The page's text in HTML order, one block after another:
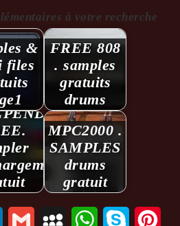
à votre recherche
&
files
FREE 808
. samples
gratuits
drums
MPC2000 .
SAMPLES
drums
gratuit
LinkedInGmail MySpaceWhatsAppSkype